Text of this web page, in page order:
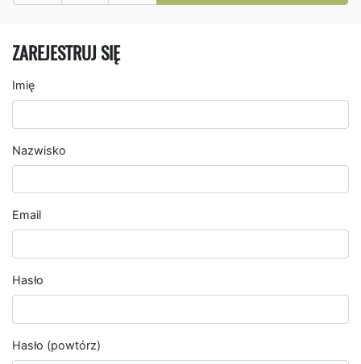
ZAREJESTRUJ SIĘ
Imię
Nazwisko
Email
Hasło
Hasło (powtórz)